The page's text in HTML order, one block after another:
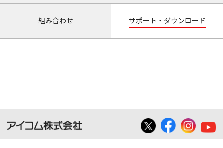
組み合わせ サポート・ダウンロード